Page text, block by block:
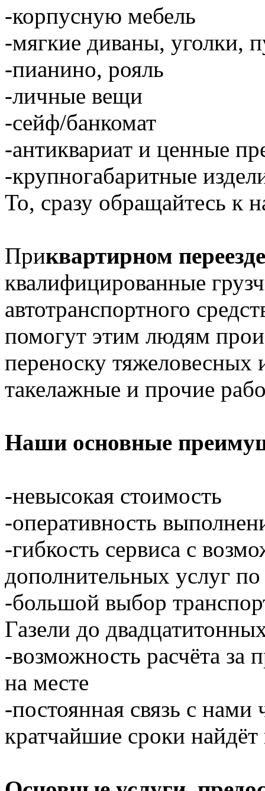
-корпусную мебель
-мягкие диваны, уголки,
-пианино, рояль
-личные вещи
-сейф/банкомат
-антиквариат и ценные
-крупногабаритные
То, сразу обращайтесь к
Приквартирном
квалифицированные
автотранспортного
помогут этим людям
переноску тяжеловесных
такелажные и прочие
Наши основные
-невысокая стоимость
-оперативность
-гибкость сервиса с
дополнительных услуг
-большой выбор
Газели до
-возможность расчёта за
на месте
-постоянная связь с нами
кратчайшие сроки найдёт